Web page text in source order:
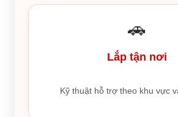
🚗
Lắp tận nơi
Kỹ thuật hỗ trợ theo khu vực